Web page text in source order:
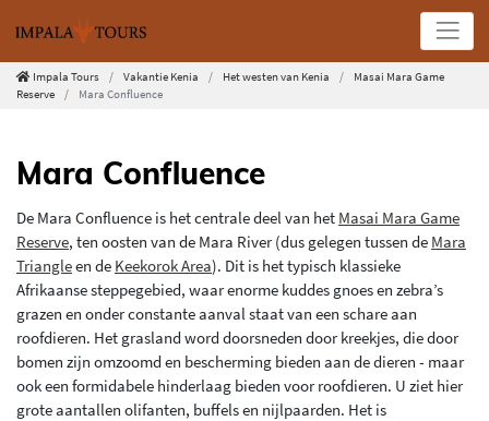
Impala Tours Vakantie Kenia Het westen van Kenia
Masai Mara Game
Reserve
Mara Confluence
Mara Confluence
De Mara Confluence is het centrale deel van het Masai Mara Game
Reserve, ten oosten van de Mara River (dus gelegen tussen de Mara
Triangleen de Keekorok Area). Dit is het typisch klassieke
Afrikaanse steppegebied, waar enorme kuddes gnoes en zebra’s
grazen en ​​onder constante aanval staat van een schare aan
roofdieren. Het grasland word doorsneden door kreekjes, die door
bomen zijn omzoomd en bescherming bieden aan de dieren - maar
ook een formidabele hinderlaag bieden voor roofdieren. U ziet hier
grote aantallen olifanten, buffels en nijlpaarden. Het is